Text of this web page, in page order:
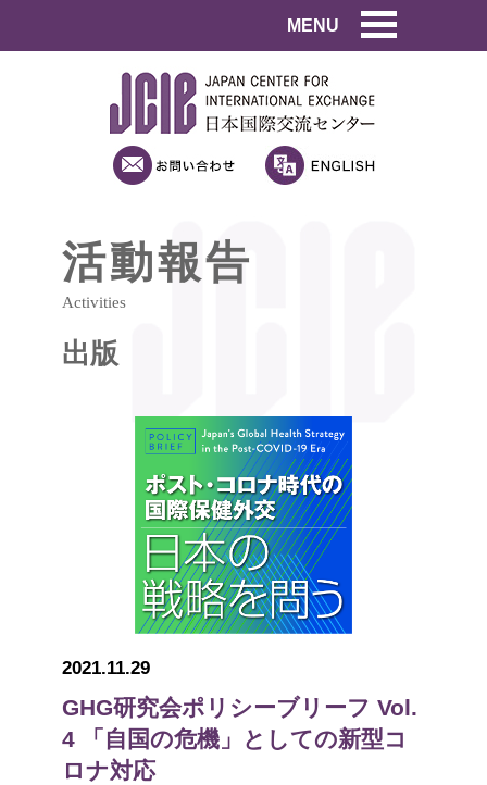
MENU
活動報告
Activities
出版
2021.11.29
GHG研究会ポリシーブリーフ Vol.
4 「自国の危機」としての新型コ
ロナ対応